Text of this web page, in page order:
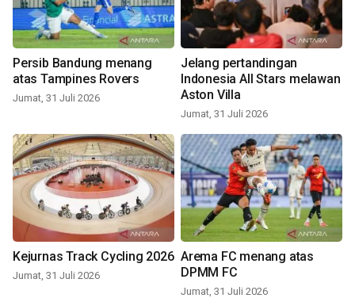
Persib Bandung menang
atas Tampines Rovers
Jumat, 31 Juli 2026
Jelang pertandingan
Indonesia All Stars melawan
Aston Villa
Jumat, 31 Juli 2026
Kejurnas Track Cycling 2026
Jumat, 31 Juli 2026
Arema FC menang atas
DPMM FC
Jumat, 31 Juli 2026